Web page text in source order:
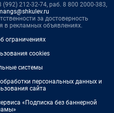
212-32-74, раб. 8 800 2000-383,
за достоверность
в рекламных объявлениях.
ограничениях
cookies
системы
персональных данных и
сайта
«Подписка без баннерной